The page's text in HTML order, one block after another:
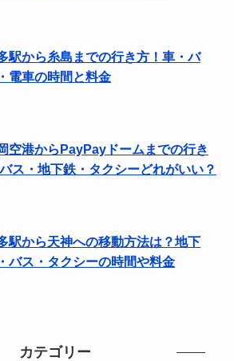
駅から糸島までの行き方！車・バ
電車の時間と料金
空港からPayPayドームまでの行き
ス・地下鉄・タクシーどれがいい？
駅から天神への移動方法は？地下
バス・タクシーの時間や料金
カテゴリー